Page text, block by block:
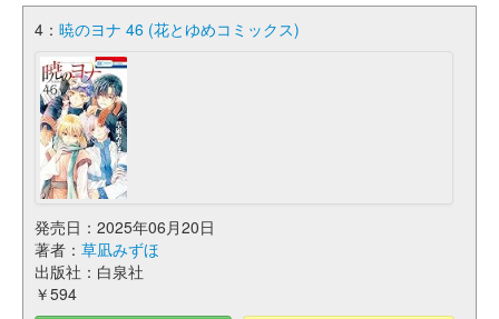
4： 暁のヨナ 46 (花とゆめコミックス)
発売日：2025年06月20日
著者： 草凪みずほ
出版社：白泉社
￥594